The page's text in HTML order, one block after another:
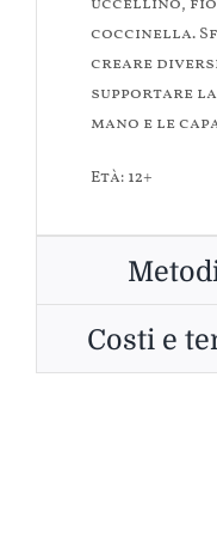
coccinella.
creare
supportare
mano e le
Età: 12+
Costi e